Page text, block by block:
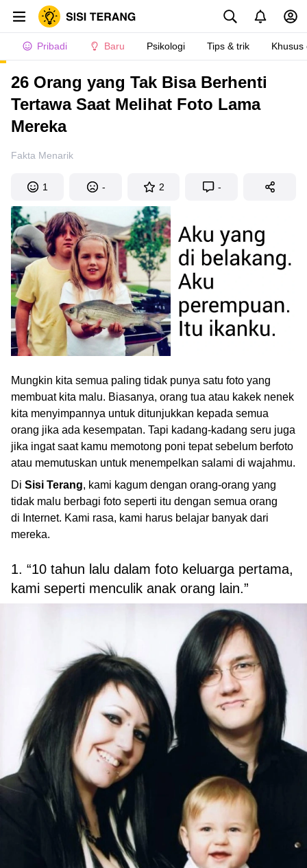
Pribadi Baru Psikologi Tips & trik Khusus
26 Orang yang Tak Bisa Berhenti
Tertawa Saat Melihat Foto Lama
Mereka
Fakta Menarik
1 - 2 -
Mungkin kita semua paling tidak punya satu foto yang
membuat kita malu. Biasanya, orang tua atau kakek nenek
kita menyimpannya untuk ditunjukkan kepada semua
orang jika ada kesempatan. Tapi kadang-kadang seru juga
jika ingat saat kamu memotong poni tepat sebelum berfoto
atau memutuskan untuk menempelkan salami di wajahmu.
Di Sisi Terang, kami kagum dengan orang-orang yang
tidak malu berbagi foto seperti itu dengan semua orang
di Internet. Kami rasa, kami harus belajar banyak dari
mereka.
1. “10 tahun lalu dalam foto keluarga pertama,
kami seperti menculik anak orang lain.”